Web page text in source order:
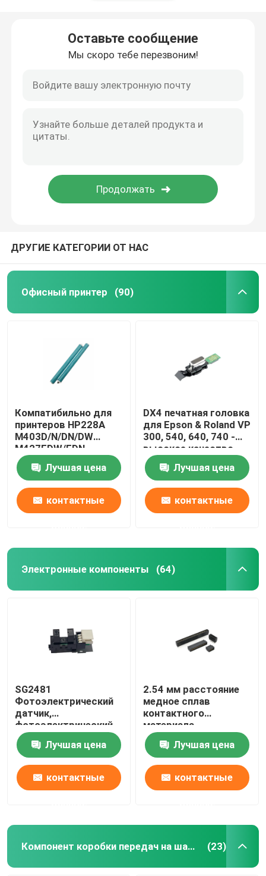
Оставьте сообщение
Мы скоро тебе перезвоним!
ДРУГИЕ КАТЕГОРИИ ОТ НАС
Офисный принтер (90)
Компатибильно для
принтеров HP228A
M403D/N/DN/DW
M427FDW/FDN
Лучшая цена
контактные
DX4 печатная головка
для Epson & Roland VP
300, 540, 640, 740 -
высокое качество
Лучшая цена
контактные
Электронные компоненты (64)
SG2481
Фотоэлектрический
датчик,
фотоэлектрический
переключатель,
противоположный
фотоэлектрический
индуктор,
инфракрасный
Лучшая цена
контактные
2.54 мм расстояние
медное сплав
контактного
материала
Автобусный слот с
180° согнутой ноги
Золотой пальцем
розетки
Лучшая цена
контактные
Компонент коробки передач на шаровой винт (23)